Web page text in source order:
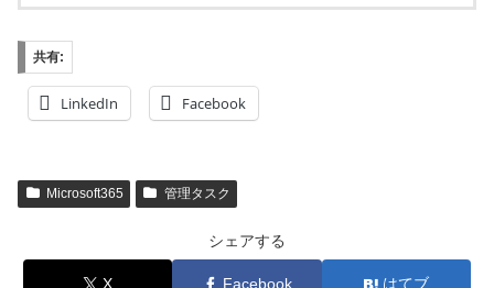
共有:
LinkedIn Facebook
Microsoft365 管理タスク
シェアする
X Facebook はてブ